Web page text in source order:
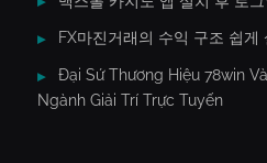
FX마진거래의 수익 구조 쉽게
Đại Sứ Thương Hiệu 78win
Ngành Giải Trí Trực Tuyến